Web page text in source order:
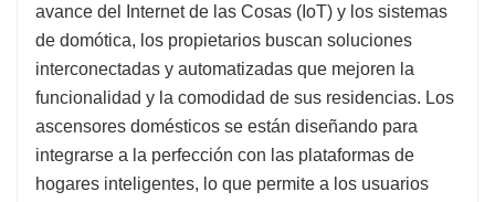
avance del Internet de las Cosas (IoT) y los sistemas
de domótica, los propietarios buscan soluciones
interconectadas y automatizadas que mejoren la
funcionalidad y la comodidad de sus residencias. Los
ascensores domésticos se están diseñando para
integrarse a la perfección con las plataformas de
hogares inteligentes, lo que permite a los usuarios